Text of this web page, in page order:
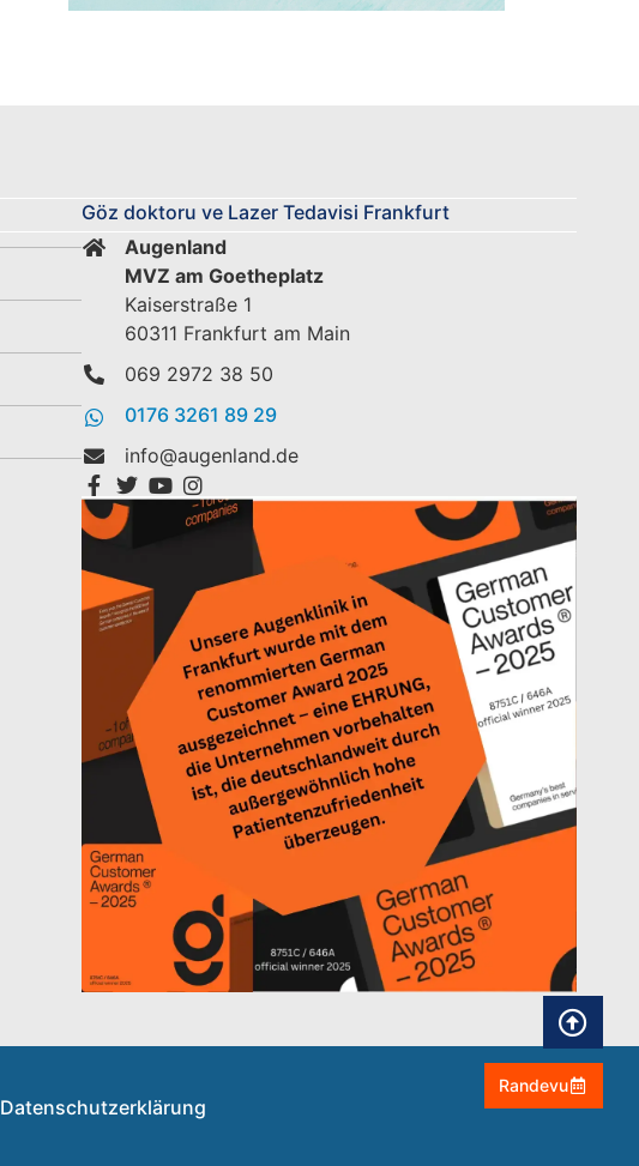
Göz doktoru ve Lazer Tedavisi Frankfurt
Augenland
MVZ am Goetheplatz
Kaiserstraße 1
60311 Frankfurt am Main
069 2972 38 50
0176 3261 89 29
info@augenland.de
Randevu
Datenschutzerklärung